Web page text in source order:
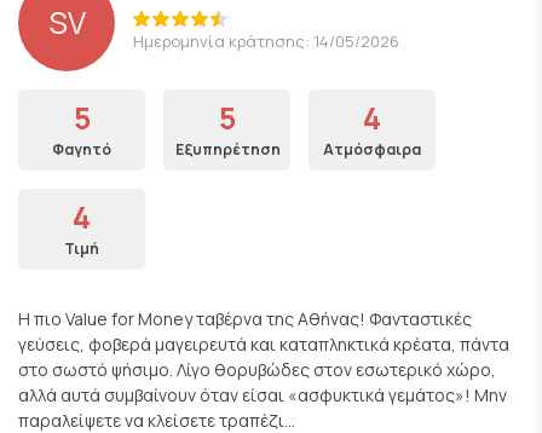
SV Ημερομηνία κράτησης: 14/05/2026
5
Φαγητό
5
Εξυπηρέτηση
4
Ατμόσφαιρα
4
Τιμή
Η πιο Value for Μoney ταβέρνα της Αθήνας! Φανταστικές
γεύσεις, φοβερά μαγειρευτά και καταπληκτικά κρέατα, πάντα
στο σωστό ψήσιμο. Λίγο θορυβώδες στον εσωτερικό χώρο,
αλλά αυτά συμβαίνουν όταν είσαι «ασφυκτικά γεμάτος»! Μην
παραλείψετε να κλείσετε τραπέζι...